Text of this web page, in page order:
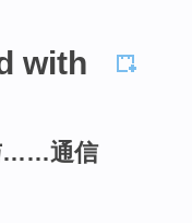
with
……通信